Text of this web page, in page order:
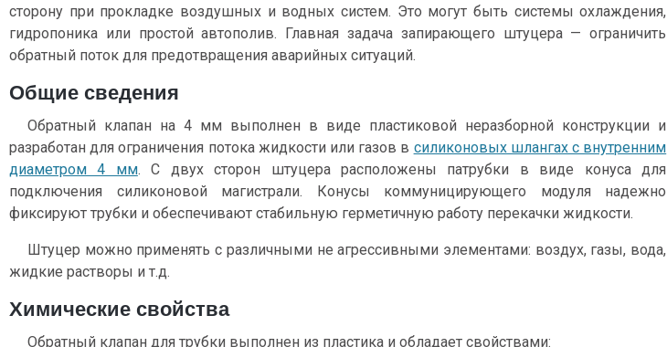
сторону при прокладке воздушных и водных систем. Это могут быть системы охлаждения,
гидропоника или простой автополив. Главная задача запирающего штуцера — ограничить
обратный поток для предотвращения аварийных ситуаций.
Общие сведения
Обратный клапан на 4 мм выполнен в виде пластиковой неразборной конструкции и
разработан для ограничения потока жидкости или газов в силиконовых шлангах с внутренним
диаметром 4 мм. С двух сторон штуцера расположены патрубки в виде конуса для
подключения силиконовой магистрали. Конусы коммуницирующего модуля надежно
фиксируют трубки и обеспечивают стабильную герметичную работу перекачки жидкости.
Штуцер можно применять с различными не агрессивными элементами: воздух, газы, вода,
жидкие растворы и т.д.
Химические свойства
Обратный клапан для трубки выполнен из пластика и обладает свойствами: